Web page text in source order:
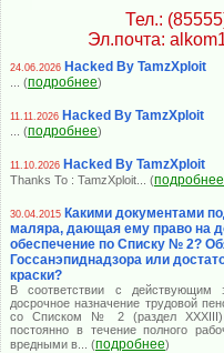
Тел.:
Эл.почта:
24.06.2026 Hacked By TamzXploit
... (подробнее)
11.11.2026 Hacked By TamzXploit
... (подробнее)
11.10.2026 Hacked By TamzXploit
Thanks To : TamzXploit ... (подробнее
30.04.2015 Какими документами
маляра, дающая ему право на
обеспечение по Списку № 2?
Госсанэпиднадзора или
краски?
В соответствии с действующим
досрочное назначение трудовой
со Списком № 2 (раздел XXXIII)
постоянно в течение полного
вредными в ... (подробнее)